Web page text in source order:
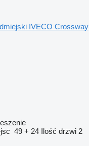
IVECO Crossway
49 + 24 Ilość drzwi 2